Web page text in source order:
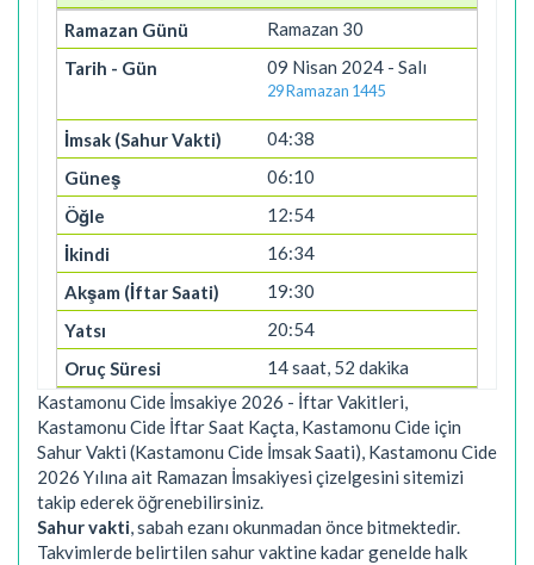
Ramazan 30
09 Nisan 2024 - Salı
29 Ramazan 1445
04:38
06:10
12:54
16:34
19:30
20:54
14 saat, 52 dakika
Kastamonu Cide İmsakiye 2026 - İftar Vakitleri,
Kastamonu Cide İftar Saat Kaçta, Kastamonu Cide için
Sahur Vakti (Kastamonu Cide İmsak Saati), Kastamonu Cide
2026 Yılına ait Ramazan İmsakiyesi çizelgesini sitemizi
takip ederek öğrenebilirsiniz.
Sahur vakti, sabah ezanı okunmadan önce bitmektedir.
Takvimlerde belirtilen sahur vaktine kadar genelde halk